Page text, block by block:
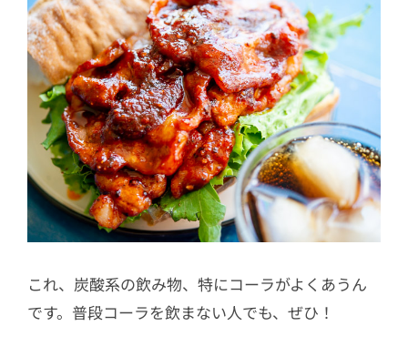
これ、炭酸系の飲み物、特にコーラがよくあうん
です。普段コーラを飲まない人でも、ぜひ！